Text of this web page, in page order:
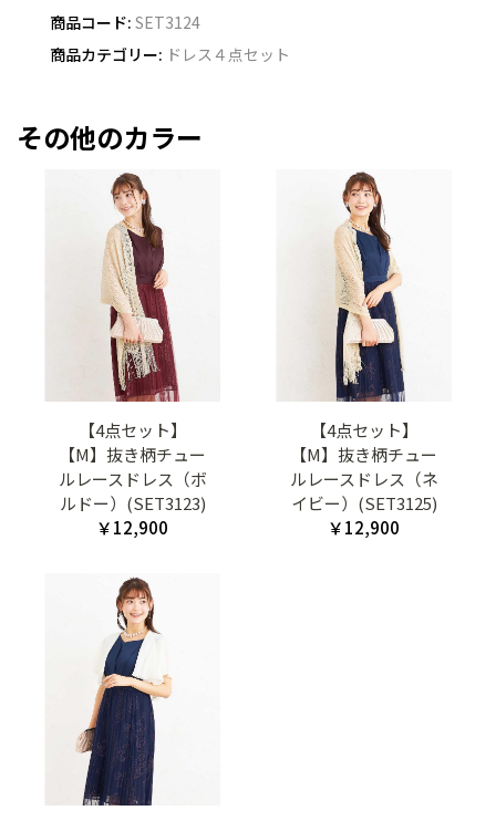
商品コード: SET3124
商品カテゴリー: ドレス４点セット
その他のカラー
【4点セット】
【M】抜き柄チュー
ルレースドレス（ボ
ルドー）(SET3123)
￥12,900
【4点セット】
【M】抜き柄チュー
ルレースドレス（ネ
イビー）(SET3125)
￥12,900